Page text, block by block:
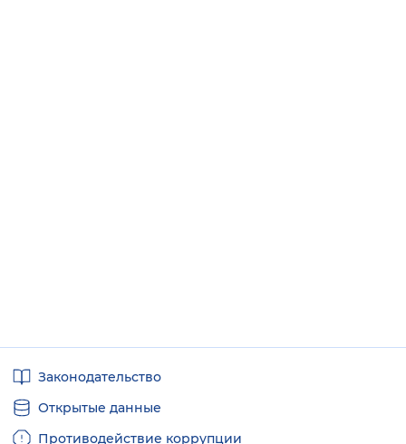
ссылкиЗаконодательство
Открытые данные
Противодействие коррупции